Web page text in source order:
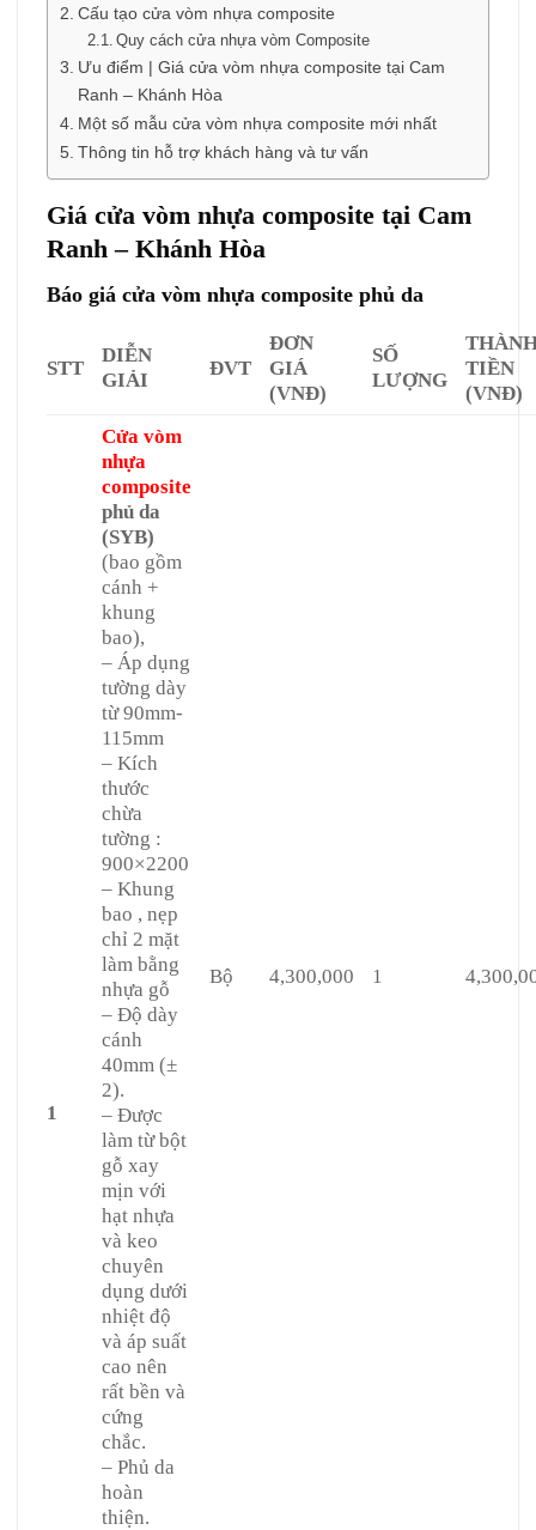
Cấu tạo cửa vòm nhựa composite
Quy cách cửa nhựa vòm Composite
Ưu điểm | Giá cửa vòm nhựa composite tại Cam
Ranh – Khánh Hòa
Một số mẫu cửa vòm nhựa composite mới nhất
Thông tin hỗ trợ khách hàng và tư vấn
Giá cửa vòm nhựa composite tại Cam
Ranh – Khánh Hòa
Báo giá cửa vòm nhựa composite phủ da
STT
DIỄN
GIẢI
ĐVT
ĐƠN
GIÁ
(VNĐ)
SỐ
LƯỢNG
TIỀN
(VNĐ)
1
Cửa vòm
nhựa
composite
phủ da
(SYB)
(bao gồm
cánh +
khung
bao),
– Áp dụng
tường dày
từ 90mm-
115mm
– Kích
thước
chừa
tường :
900×2200
– Khung
bao , nẹp
chỉ 2 mặt
làm bằng
nhựa gỗ
– Độ dày
cánh
40mm (±
2).
– Được
làm từ bột
gỗ xay
mịn với
hạt nhựa
và keo
chuyên
dụng dưới
nhiệt độ
và áp suất
cao nên
rất bền và
cứng
chắc.
– Phủ da
hoàn
thiện.
Bộ 4,300,000 1